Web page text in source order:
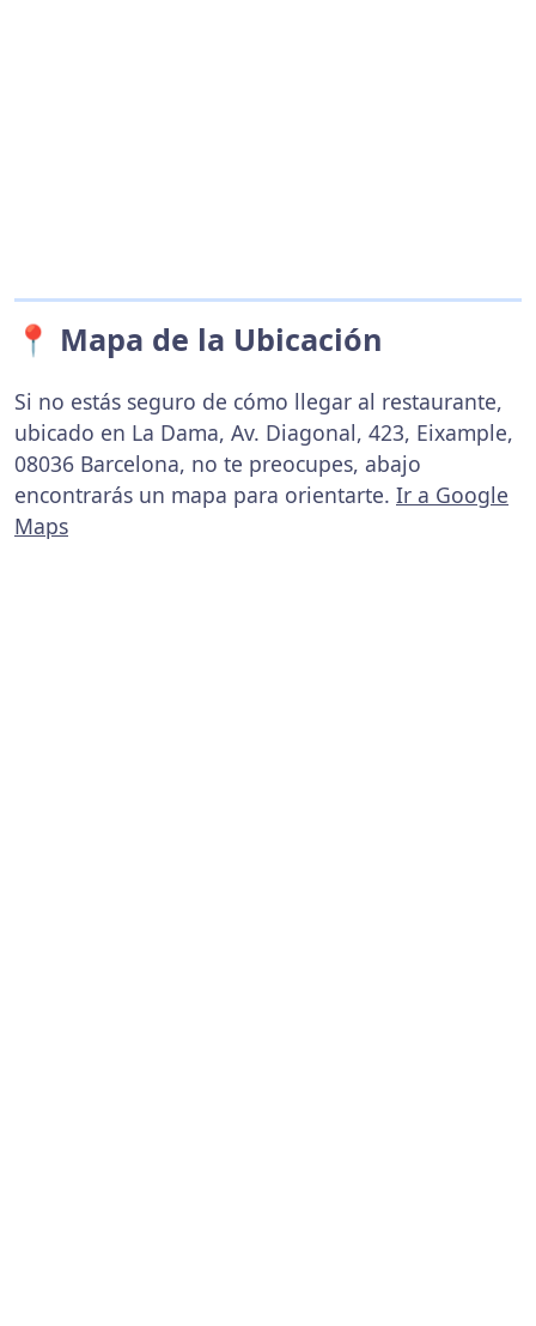
📍 Mapa de la Ubicación
Si no estás seguro de cómo llegar al restaurante,
ubicado en La Dama, Av. Diagonal, 423, Eixample,
08036 Barcelona, no te preocupes, abajo
encontrarás un mapa para orientarte. Ir a Google
Maps